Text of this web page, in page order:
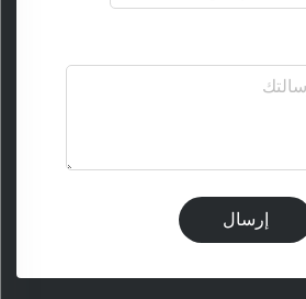
إرسال